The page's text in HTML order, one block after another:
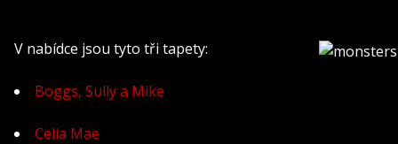
V nabídce jsou tyto tři tapety:
Boggs, Sully a Mike
Celia Mae